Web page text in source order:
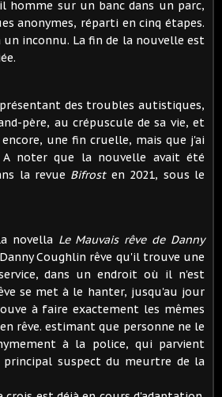
homme sur un banc dans un parc,
anonymes, réparti en cinq étapes.
inconnu. La fin de la nouvelle est
des troubles autistiques,
père, au crépuscule de sa vie, et
une fin cruelle, mais que j'ai
noter que la nouvelle avait été
la revue Bifrosten 2021, sous le
novella Le Mauvais rêve de Danny
Coughlin rêve qu'il trouve une
dans un endroit où il n'est
se met à le hanter, jusqu'au jour
à faire exactement les mêmes
rêve. estimant que personne ne le
à la police, qui parvient
suspect du meurtre de la